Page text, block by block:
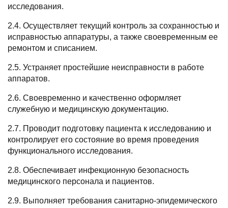
исследования.
2.4. Осуществляет текущий контроль за сохранностью и
исправностью аппаратуры, а также своевременным ее
ремонтом и списанием.
2.5. Устраняет простейшие неисправности в работе
аппаратов.
2.6. Своевременно и качественно оформляет
служебную и медицинскую документацию.
2.7. Проводит подготовку пациента к исследованию и
контролирует его состояние во время проведения
функционального исследования.
2.8. Обеспечивает инфекционную безопасность
медицинского персонала и пациентов.
2.9. Выполняет требования санитарно-эпидемического